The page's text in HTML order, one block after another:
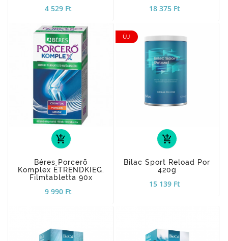
4 529 Ft 18 375 Ft
add_shopping_cart
Béres Porcerõ
Komplex ÉTRENDKIEG.
Filmtabletta 90x
9 990 Ft
ÚJ
add_shopping_cart
Bilac Sport Reload Por
420g
15 139 Ft